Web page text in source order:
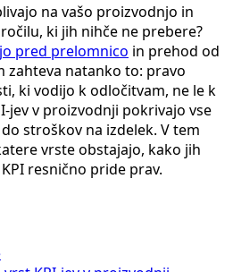
na vašo proizvodnjo in
ki jih nihče ne prebere?
pred prelomnico in prehod od
zahteva natanko to: pravo
ki vodijo k odločitvam, ne le k
jev v proizvodnji pokrivajo vse
stroškov na izdelek. V tem
vrste obstajajo, kako jih
resnično pride prav.